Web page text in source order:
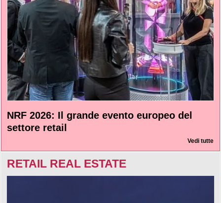
NRF 2026: Il grande evento europeo del
settore retail
Vedi tutte
RETAIL REAL ESTATE